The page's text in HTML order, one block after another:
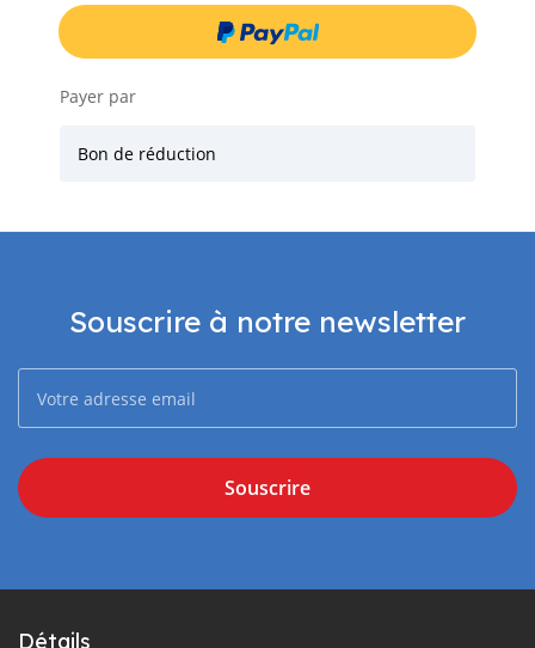
Payer par
Bon de réduction
Souscrire à notre newsletter
Souscrire
Détails